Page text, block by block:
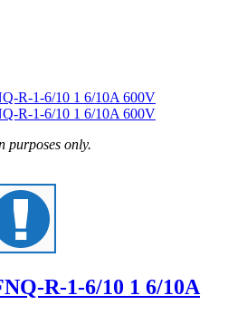
purposes only.
R-1-6/10 1 6/10A